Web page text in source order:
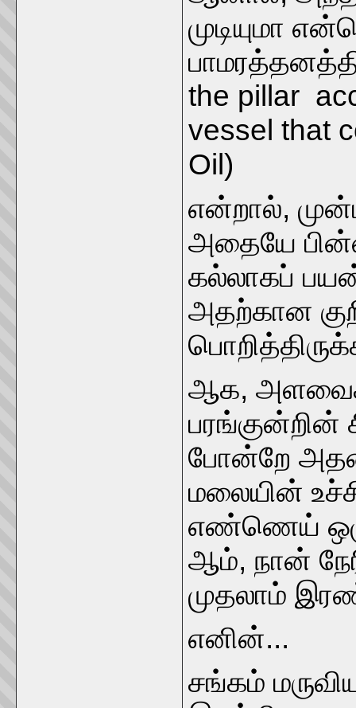
முடியுமா
the pillar
vessel that
Oil)
என்றால்,
அதையே
கல்லாகப்
அதற்கான
ஆக, அளவைக்
பரங்குன்றின்
போன்றே அதன்
மலையின்
எண்ணெய்
ஆம், நான்
முதலாம்
எனின்...
சங்கம்